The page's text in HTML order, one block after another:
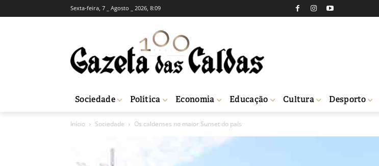
Sexta-feira, 7 _ Agosto _ 2026, 8:09
Sociedade Política Economia Educação Cultura Desporto
Início Sociedade Os caldenses no maior Sunset do país